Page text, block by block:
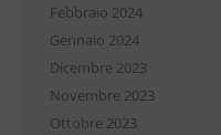
Febbraio 2024
Gennaio 2024
Dicembre 2023
Novembre 2023
Ottobre 2023